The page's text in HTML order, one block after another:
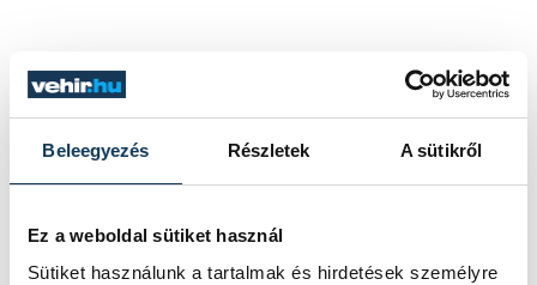
Beleegyezés Részletek A sütikről
Ez a weboldal sütiket használ
Sütiket használunk a tartalmak és hirdetések személyre
HelloVP!
SZERZŐ
Ge. Á.